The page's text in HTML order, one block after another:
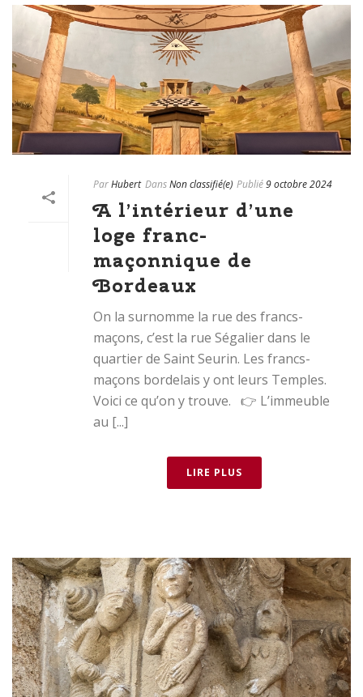
ParHubert DansNon classifié(e) Publié9 octobre 2024
A l’intérieur d’une
loge franc-
maçonnique de
Bordeaux
On la surnomme la rue des francs-
maçons, c’est la rue Ségalier dans le
quartier de Saint Seurin. Les francs-
maçons bordelais y ont leurs Temples.
Voici ce qu’on y trouve. 👉 L’immeuble
au [...]
LIRE PLUS